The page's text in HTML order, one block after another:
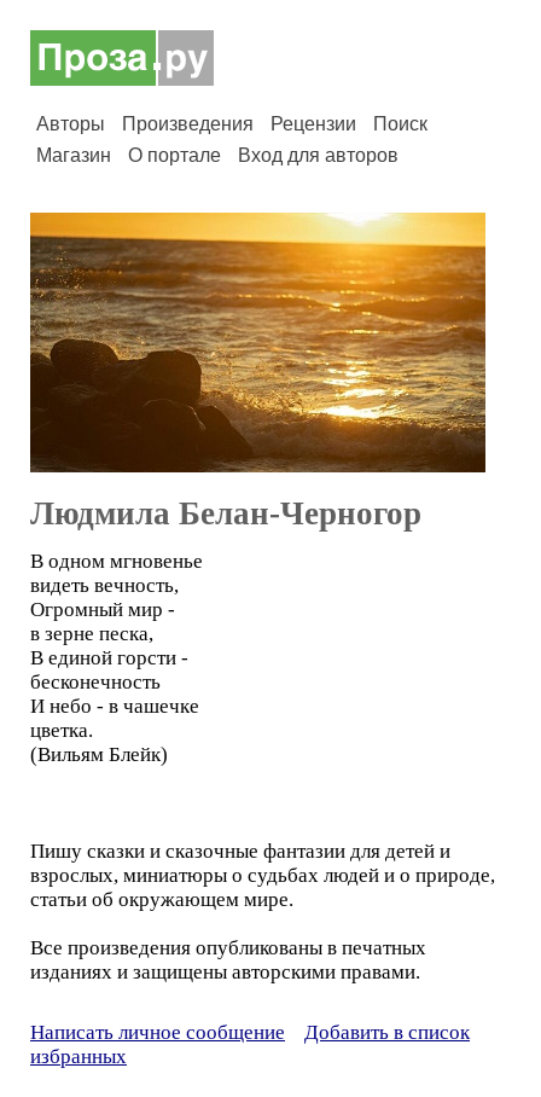
Авторы Произведения Рецензии
Поиск
Магазин
О портале Вход для авторов
Людмила Белан-Черногор
В одном мгновенье
видеть вечность,
Огромный мир -
в зерне песка,
В единой горсти -
бесконечность
И небо - в чашечке
цветка.
(Вильям Блейк)
Пишу сказки и сказочные фантазии для детей и
взрослых, миниатюры о судьбах людей и о природе,
статьи об окружающем мире.
Все произведения опубликованы в печатных
изданиях и защищены авторскими правами.
Написать личное сообщение
Добавить в список
избранных